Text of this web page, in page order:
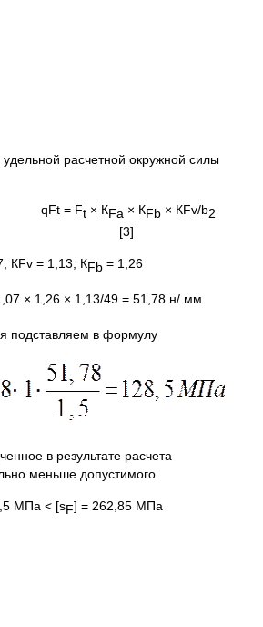
расчетной окружной силы
Ft × КFa × КFb × КFv/b2
[3]
КFv = 1,13; КFb = 1,26
× 1,26 × 1,13/49 = 51,78 н/ мм
подставляем в формулу
в результате расчета
меньше допустимого.
МПа < [sF] = 262,85 МПа